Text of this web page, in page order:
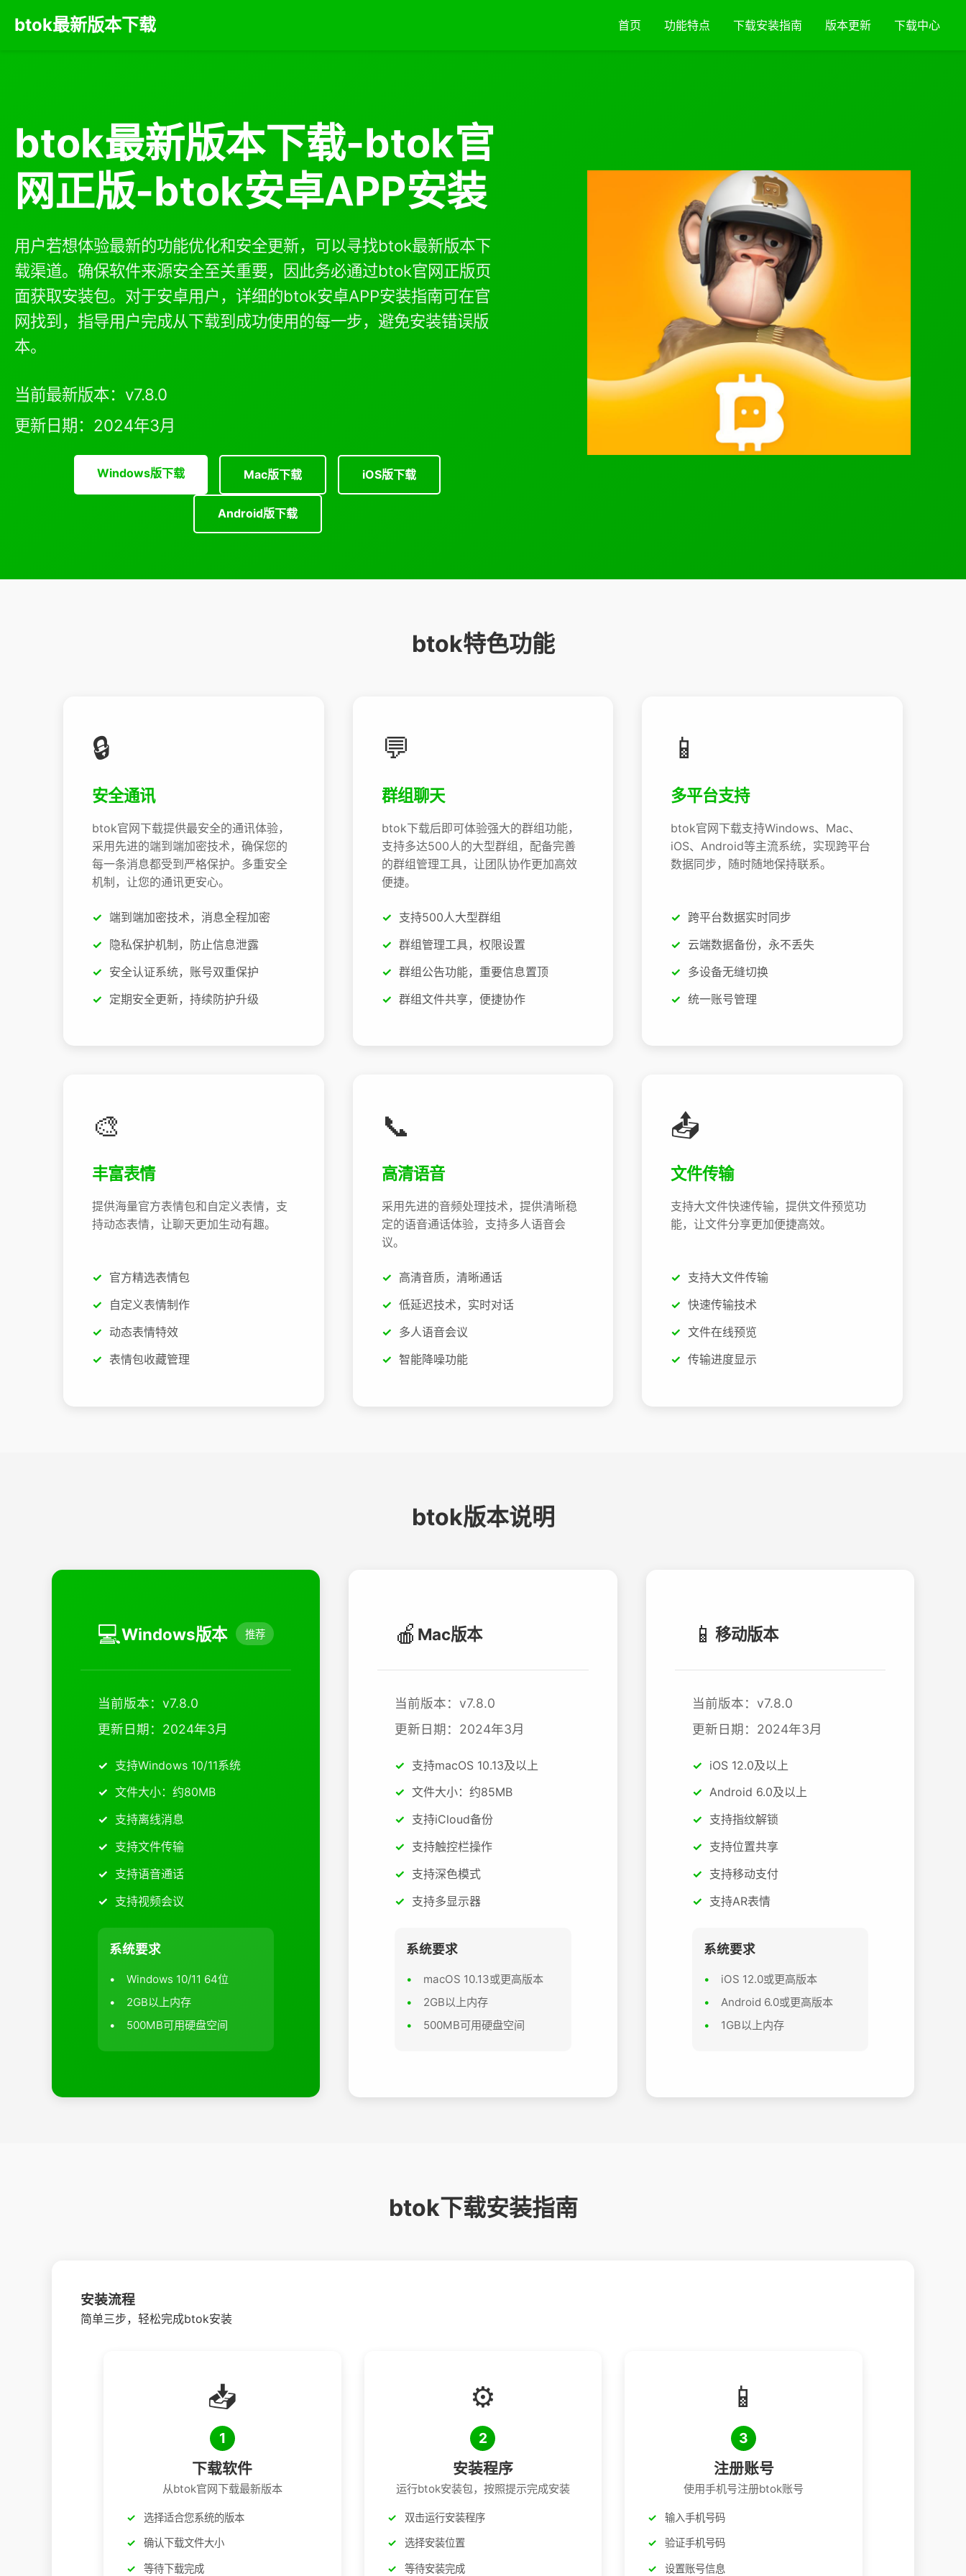
btok最新版本下载 首页 功能特点 下载安装指南 版本更新 下载中心
btok最新版本下载-btok官
网正版-btok安卓APP安装
用户若想体验最新的功能优化和安全更新，可以寻找btok最新版本下
载渠道。确保软件来源安全至关重要，因此务必通过btok官网正版页
面获取安装包。对于安卓用户，详细的btok安卓APP安装指南可在官
网找到，指导用户完成从下载到成功使用的每一步，避免安装错误版
本。
当前最新版本：v7.8.0
更新日期：2024年3月
Windows版下载 Mac版下载 iOS版下载
Android版下载
btok特色功能
🔒
安全通讯
btok官网下载提供最安全的通讯体验，
采用先进的端到端加密技术，确保您的
每一条消息都受到严格保护。多重安全
机制，让您的通讯更安心。
端到端加密技术，消息全程加密
隐私保护机制，防止信息泄露
安全认证系统，账号双重保护
定期安全更新，持续防护升级
💬
群组聊天
btok下载后即可体验强大的群组功能，
支持多达500人的大型群组，配备完善
的群组管理工具，让团队协作更加高效
便捷。
支持500人大型群组
群组管理工具，权限设置
群组公告功能，重要信息置顶
群组文件共享，便捷协作
📱
多平台支持
btok官网下载支持Windows、Mac、
iOS、Android等主流系统，实现跨平台
数据同步，随时随地保持联系。
跨平台数据实时同步
云端数据备份，永不丢失
多设备无缝切换
统一账号管理
🎨
丰富表情
提供海量官方表情包和自定义表情，支
持动态表情，让聊天更加生动有趣。
官方精选表情包
自定义表情制作
动态表情特效
表情包收藏管理
📞
高清语音
采用先进的音频处理技术，提供清晰稳
定的语音通话体验，支持多人语音会
议。
高清音质，清晰通话
低延迟技术，实时对话
多人语音会议
智能降噪功能
📤
文件传输
支持大文件快速传输，提供文件预览功
能，让文件分享更加便捷高效。
支持大文件传输
快速传输技术
文件在线预览
传输进度显示
btok版本说明
💻Windows版本 推荐
当前版本：v7.8.0
更新日期：2024年3月
支持Windows 10/11系统
文件大小：约80MB
支持离线消息
支持文件传输
支持语音通话
支持视频会议
系统要求
Windows 10/11 64位
2GB以上内存
500MB可用硬盘空间
🍎 Mac版本
当前版本：v7.8.0
更新日期：2024年3月
支持macOS 10.13及以上
文件大小：约85MB
支持iCloud备份
支持触控栏操作
支持深色模式
支持多显示器
系统要求
macOS 10.13或更高版本
2GB以上内存
500MB可用硬盘空间
📱 移动版本
当前版本：v7.8.0
更新日期：2024年3月
iOS 12.0及以上
Android 6.0及以上
支持指纹解锁
支持位置共享
支持移动支付
支持AR表情
系统要求
iOS 12.0或更高版本
Android 6.0或更高版本
1GB以上内存
btok下载安装指南
安装流程
简单三步，轻松完成btok安装
📥
1
下载软件
从btok官网下载最新版本
选择适合您系统的版本
确认下载文件大小
等待下载完成
⚙️
2
安装程序
运行btok安装包，按照提示完成安装
双击运行安装程序
选择安装位置
等待安装完成
📱
3
注册账号
使用手机号注册btok账号
输入手机号码
验证手机号码
设置账号信息